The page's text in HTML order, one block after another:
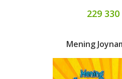
229
Mening